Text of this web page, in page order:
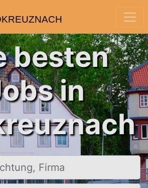
besten
in
Firma